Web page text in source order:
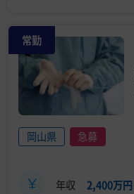
常勤
岡山県 急募
年収 2,400万円